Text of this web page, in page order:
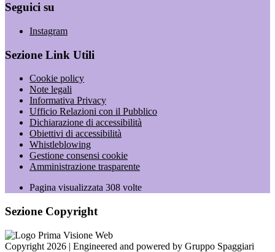
Seguici su
Instagram
Sezione Link Utili
Cookie policy
Note legali
Informativa Privacy
Ufficio Relazioni con il Pubblico
Dichiarazione di accessibilità
Obiettivi di accessibilità
Whistleblowing
Gestione consensi cookie
Amministrazione trasparente
Pagina visualizzata 308 volte
Sezione Copyright
Copyright 2026 | Engineered and powered by Gruppo Spaggiari